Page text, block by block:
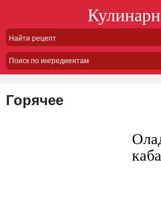
Поиск по ингредиентам
Горячее